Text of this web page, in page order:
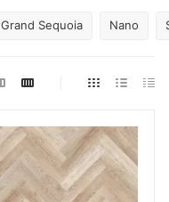
Grand Sequoia Nano